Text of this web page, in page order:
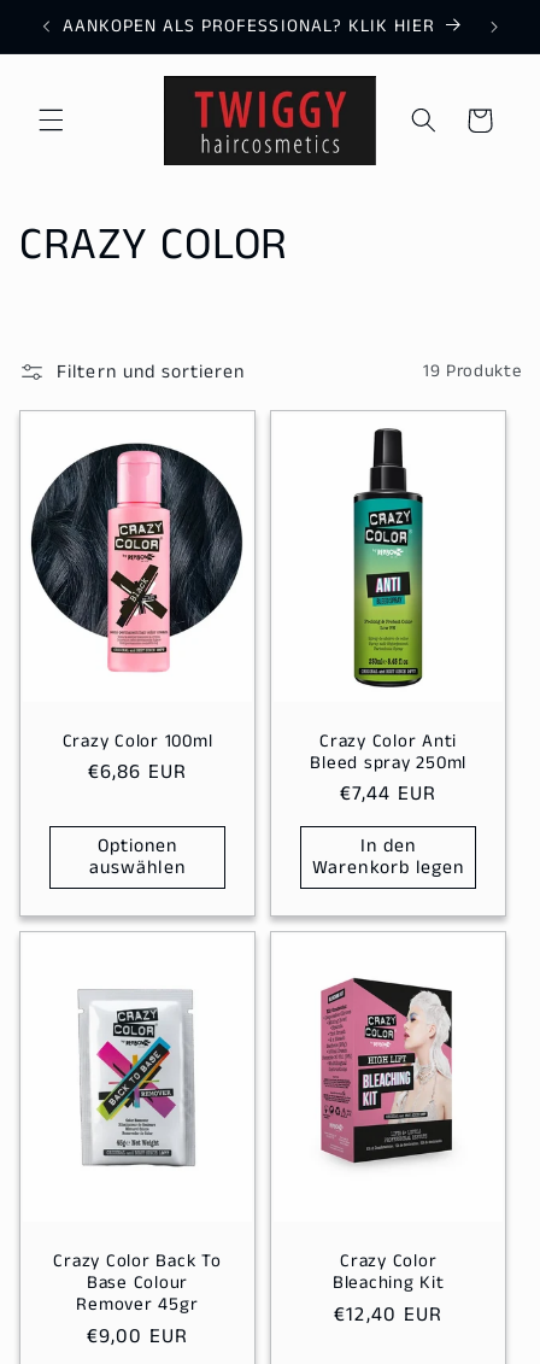
zum
Inhalt
AANKOPEN ALS PROFESSIONAL? KLIK HIER
Warenkorb
K
t
e
o
r
CRAZY COLOR
Filtern und sortieren 19 Produkte
Crazy Color 100ml
Normaler
€6,86 EUR
Optionen
auswählen
Crazy Color Anti
Bleed spray 250ml
Normaler
Preis
€7,44 EUR
In den
Warenkorb legen
Crazy Color Back To
Base Colour
Remover 45gr
Normaler
€9,00 EUR
Crazy Color
Bleaching Kit
Normaler
€12,40 EUR